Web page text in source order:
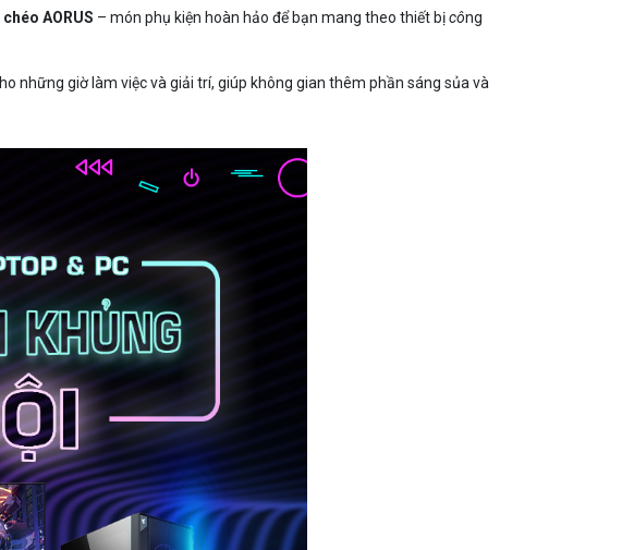
AORUS – món phụ kiện hoàn hảo để bạn mang theo thiết bịcông
những giờ làm việc và giải trí, giúp không gian thêm phần sáng sủa và